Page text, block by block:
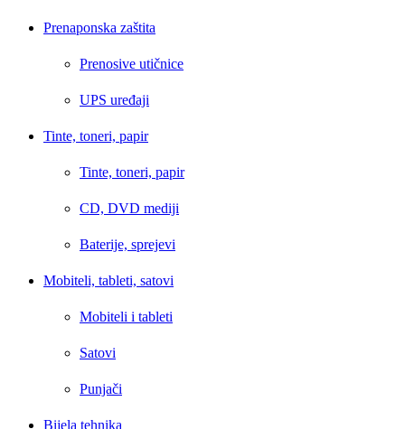
Prenaponska zaštita
Prenosive utičnice
UPS uređaji
Tinte, toneri, papir
Tinte, toneri, papir
CD, DVD mediji
Baterije, sprejevi
Mobiteli, tableti, satovi
Mobiteli i tableti
Satovi
Punjači
Bijela tehnika